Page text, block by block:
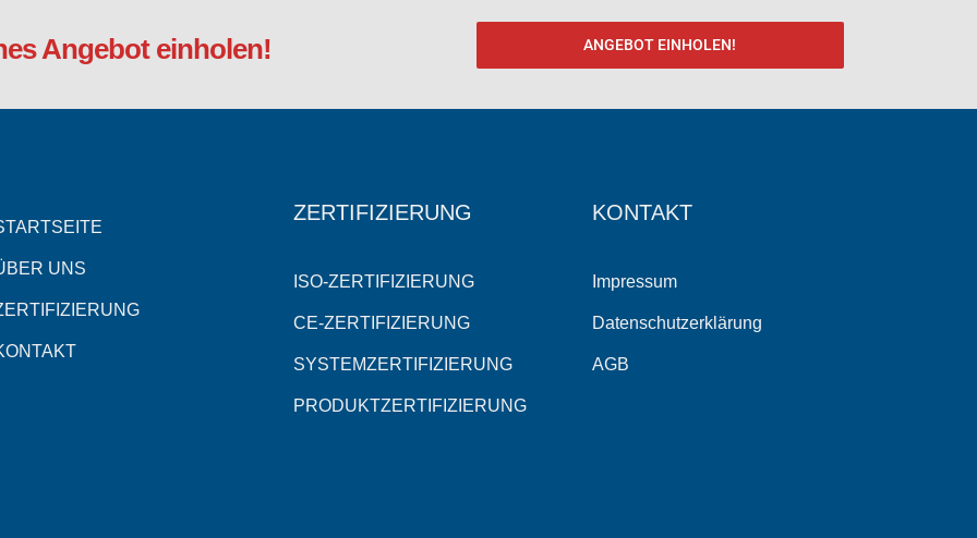
Angebot einholen! ANGEBOT EINHOLEN!
UNS
ZERTIFIZIERUNG
ISO-ZERTIFIZIERUNG
CE-ZERTIFIZIERUNG
SYSTEMZERTIFIZIERUNG
PRODUKTZERTIFIZIERUNG
KONTAKT
Impressum
Datenschutzerklärung
AGB